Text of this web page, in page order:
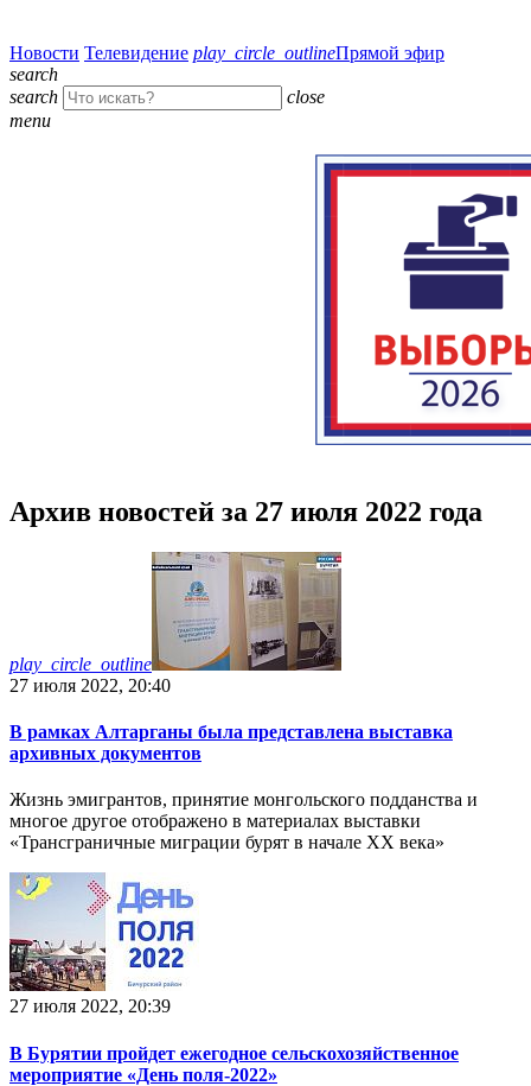
Новости Телевидение play_circle_outlineПрямой эфир
search
search
close
menu
Архив новостей за 27 июля 2022 года
play_circle_outline
27 июля 2022, 20:40
В рамках Алтарганы была представлена выставка
архивных документов
Жизнь эмигрантов, принятие монгольского подданства и
многое другое отображено в материалах выставки
«Трансграничные миграции бурят в начале XX века»
27 июля 2022, 20:39
В Бурятии пройдет ежегодное сельскохозяйственное
мероприятие «День поля-2022»